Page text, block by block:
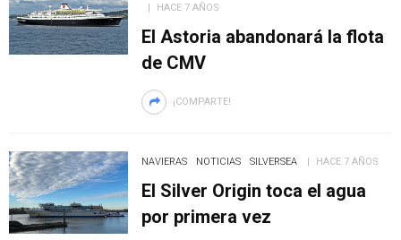
HACE 7 AÑOS
El Astoria abandonará la flota
de CMV
¡COMPARTE!
NAVIERAS NOTICIAS SILVERSEA HACE 7 AÑOS
El Silver Origin toca el agua
por primera vez